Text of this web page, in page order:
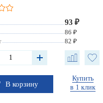
93 ₽
86 ₽
82 ₽
В корзину
Купить
в 1 клик